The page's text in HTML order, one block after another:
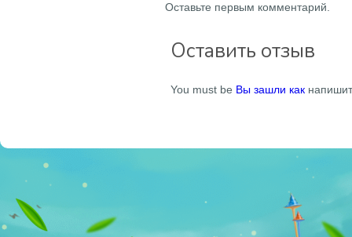
Оставьте первым комментарий.
Оставить отзыв
You must be Вы зашли как